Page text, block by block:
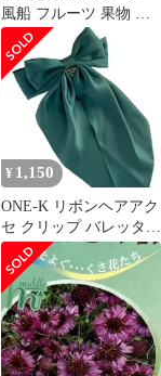
風船 フルーツ 果物 く
だもの 7枚 ビッグ サイ
ズ パーティー イベント
店舗 お店 装飾 a-
b6190(フルーツ, 大きな
風船)
¥ 1,150
ONE-K リボンヘアアク
セ クリップ バレッタク
リップ 髪飾り ヘアー
お姫様 ロリータ 可愛い
キッズ おしゃれ 結婚式
蝶結び 誕生日 大きい